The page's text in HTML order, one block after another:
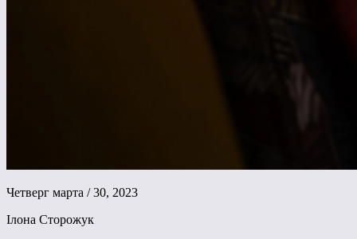
Четверг марта / 30, 2023
Ілона Сторожук